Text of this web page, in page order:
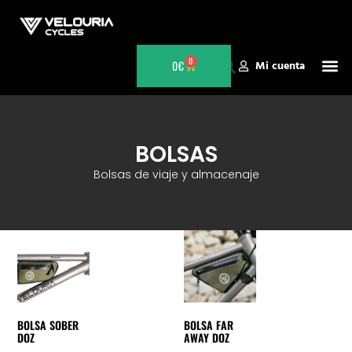
Mi cuenta
0€ 0
BOLSAS
Bolsas de viaje y almacenaje
BOLSA SOBER
DOZ
BOLSA FAR
AWAY DOZ